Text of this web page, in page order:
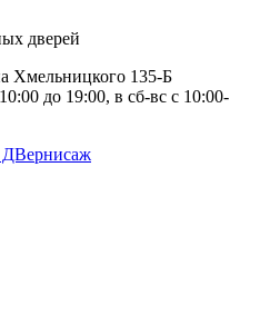
дверей
Хмельницкого 135-Б
до 19:00, в сб-вс с 10:00-